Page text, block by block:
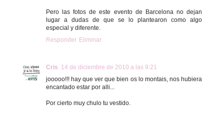
Pero las fotos de este evento de Barcelona no dejan
lugar a dudas de que se lo plantearon como algo
especial y diferente.
Responder Eliminar
Cris 14 de diciembre de 2010 a las 9:21
jooooo!!! hay que ver que bien os lo montais, nos hubiera
encantado estar por alli...
Por cierto muy chulo tu vestido.